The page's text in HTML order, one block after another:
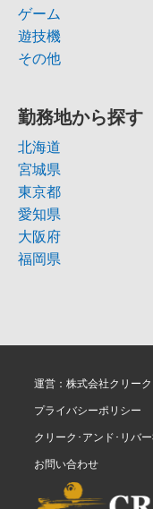
ゲーム
遊技機
その他
勤務地から探す
北海道
宮城県
東京都
愛知県
大阪府
福岡県
運営：株式会社クリー
プライバシーポリシー
クリーク･アンド･リバ
お問い合わせ